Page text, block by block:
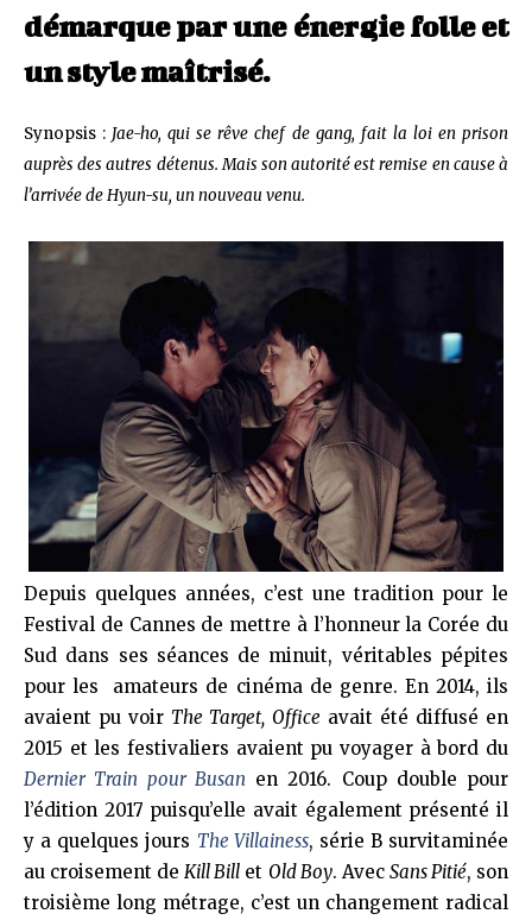
démarque par une énergie folle et
un style maîtrisé.
Synopsis : Jae-ho, qui se rêve chef de gang, fait la loi en prison
auprès des autres détenus. Mais son autorité est remise en cause à
l’arrivée de Hyun-su, un nouveau venu.
Depuis quelques années, c’est une tradition pour le
Festival de Cannes de mettre à l’honneur la Corée du
Sud dans ses séances de minuit, véritables pépites
pour les amateurs de cinéma de genre. En 2014, ils
avaient pu voir The Target, Office avait été diffusé en
2015 et les festivaliers avaient pu voyager à bord du
Dernier Train pour Busan en 2016. Coup double pour
l’édition 2017 puisqu’elle avait également présenté il
y a quelques jours The Villainess, série B survitaminée
au croisement de Kill Bill et Old Boy. Avec Sans Pitié, son
troisième long métrage, c’est un changement radical